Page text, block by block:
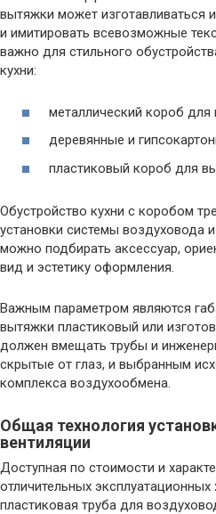
вытяжки может изготавливаться
и имитировать всевозможные
важно для стильного
кухни:
металлический короб для
деревянные и
пластиковый короб для
Обустройство кухни с коробом
установки системы воздуховода
можно подбирать аксессуар,
вид и эстетику оформления.
Важным параметром являются
вытяжки пластиковый или
должен вмещать трубы и
скрытые от глаз, и выбранным
комплекса воздухообмена.
Общая технология
вентиляции
Доступная по стоимости и
отличительных эксплуатационных
пластиковая труба для